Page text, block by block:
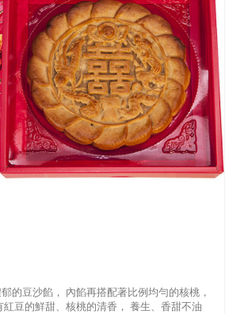
的豆沙餡， 內餡再搭配著比例均勻的核桃，
豆的鮮甜、核桃的清香， 養生、香甜不油